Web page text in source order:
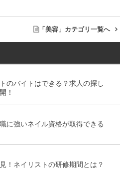
「美容」カテゴリ一覧へ
のバイトはできる？求人の探し
！
に強いネイル資格が取得できる
！ネイリストの研修期間とは？